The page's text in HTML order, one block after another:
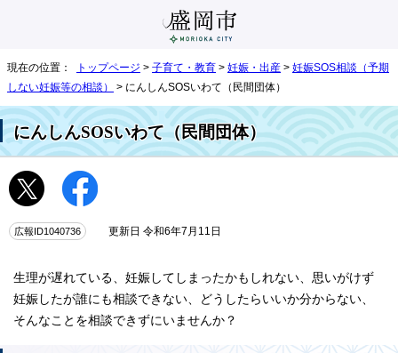
現在の位置： トップページ > 子育て・教育 > 妊娠・出産 > 妊娠SOS相談（予期
しない妊娠等の相談）
> にんしんSOSいわて（民間団体）
にんしんSOSいわて（民間団体）
広報ID1040736 更新日 令和6年7月11日
生理が遅れている、妊娠してしまったかもしれない、思いがけず
妊娠したが誰にも相談できない、どうしたらいいか分からない、
そんなことを相談できずにいませんか？